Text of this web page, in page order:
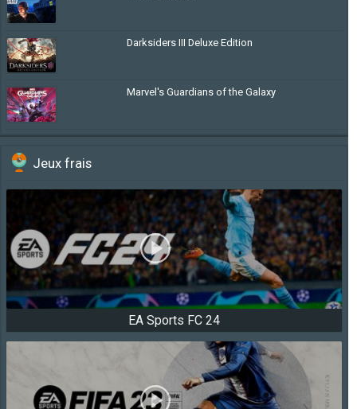
Darksiders III Deluxe Edition
Marvel's Guardians of the Galaxy
Jeux frais
EA Sports FC 24